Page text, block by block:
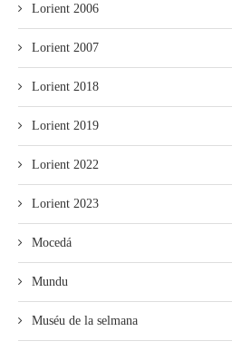
Lorient 2006
Lorient 2007
Lorient 2018
Lorient 2019
Lorient 2022
Lorient 2023
Mocedá
Mundu
Muséu de la selmana